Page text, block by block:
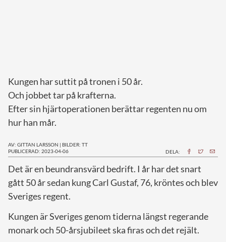
Kungen har suttit på tronen i 50 år.
Och jobbet tar på krafterna.
Efter sin hjärtoperationen berättar regenten nu om
hur han mår.
AV: GITTAN LARSSON | BILDER: TT
PUBLICERAD: 2023-04-06
DELA:
Det är en beundransvärd bedrift. I år har det snart
gått 50 år sedan kung Carl Gustaf, 76, kröntes och blev
Sveriges regent.
Kungen är Sveriges genom tiderna längst regerande
monark och 50-årsjubileet ska firas och det rejält.